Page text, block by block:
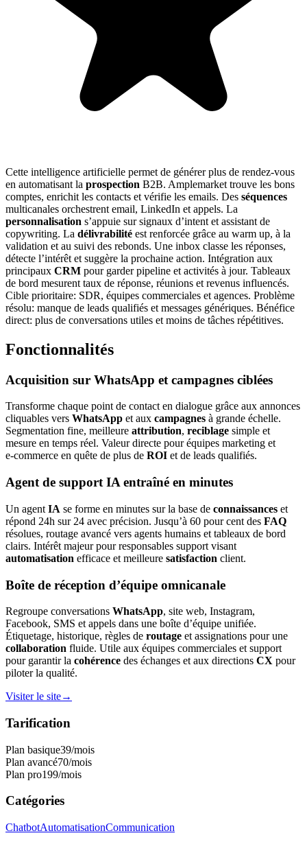
Cette intelligence artificielle permet de générer plus de rendez-vous
en automatisant la prospection B2B. Amplemarket trouve les bons
comptes, enrichit les contacts et vérifie les emails. Des séquences
multicanales orchestrent email, LinkedIn et appels. La
personnalisation s’appuie sur signaux d’intent et assistant de
copywriting. La délivrabilité est renforcée grâce au warm up, à la
validation et au suivi des rebonds. Une inbox classe les réponses,
détecte l’intérêt et suggère la prochaine action. Intégration aux
principaux CRM pour garder pipeline et activités à jour. Tableaux
de bord mesurent taux de réponse, réunions et revenus influencés.
Cible prioritaire: SDR, équipes commerciales et agences. Problème
résolu: manque de leads qualifiés et messages génériques. Bénéfice
direct: plus de conversations utiles et moins de tâches répétitives.
Fonctionnalités
Acquisition sur WhatsApp et campagnes ciblées
Transforme chaque point de contact en dialogue grâce aux annonces
cliquables vers WhatsApp et aux campagnes à grande échelle.
Segmentation fine, meilleure attribution, reciblage simple et
mesure en temps réel. Valeur directe pour équipes marketing et
e‑commerce en quête de plus de ROI et de leads qualifiés.
Agent de support IA entraîné en minutes
Un agent IA se forme en minutes sur la base de connaissances et
répond 24h sur 24 avec précision. Jusqu’à 60 pour cent des FAQ
résolues, routage avancé vers agents humains et tableaux de bord
clairs. Intérêt majeur pour responsables support visant
automatisation efficace et meilleure satisfaction client.
Boîte de réception d’équipe omnicanale
Regroupe conversations WhatsApp, site web, Instagram,
Facebook, SMS et appels dans une boîte d’équipe unifiée.
Étiquetage, historique, règles de routage et assignations pour une
collaboration fluide. Utile aux équipes commerciales et support
pour garantir la cohérence des échanges et aux directions CX pour
piloter la qualité.
Visiter le site→
Tarification
Plan basique39/mois
Plan avancé70/mois
Plan pro199/mois
Catégories
ChatbotAutomatisationCommunication